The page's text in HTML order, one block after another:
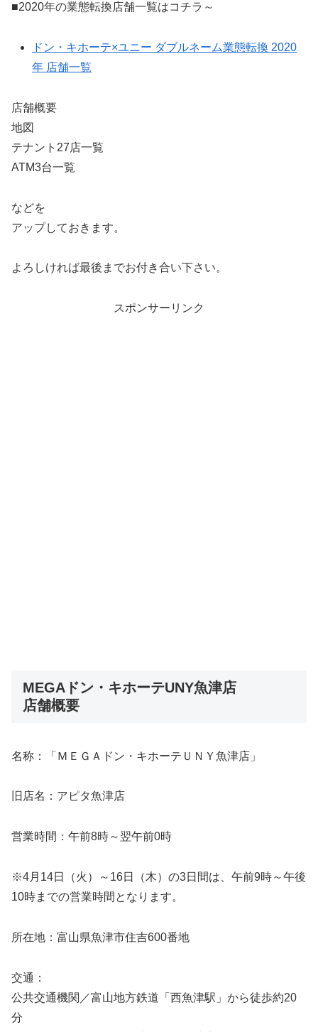
■2020年の業態転換店舗一覧はコチラ～
ドン・キホーテ×ユニー ダブルネーム業態転換 2020
年 店舗一覧
店舗概要
地図
テナント27店一覧
ATM3台一覧
などを
アップしておきます。
よろしければ最後までお付き合い下さい。
スポンサーリンク
MEGAドン・キホーテUNY魚津店
店舗概要
名称：「ＭＥＧＡドン・キホーテＵＮＹ魚津店」
旧店名：アピタ魚津店
営業時間：午前8時～翌午前0時
※4月14日（火）～16日（木）の3日間は、午前9時～午後
10時までの営業時間となります。
所在地：富山県魚津市住吉600番地
交通：
公共交通機関／富山地方鉄道「西魚津駅」から徒歩約20
分